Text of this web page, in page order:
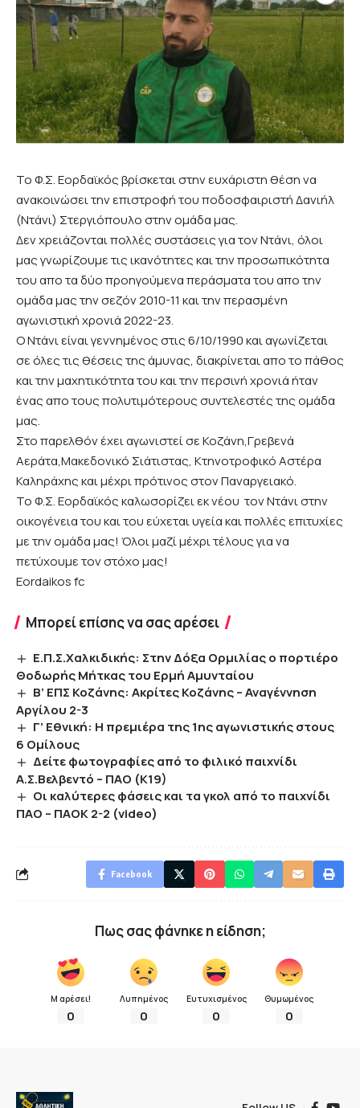
Το Φ.Σ. Εορδαϊκός βρίσκεται στην ευχάριστη θέση να
ανακοινώσει την επιστροφή του ποδοσφαιριστή Δανιήλ
(Ντάνι) Στεργιόπουλο στην ομάδα μας.
Δεν χρειάζονται πολλές συστάσεις για τον Ντάνι, όλοι
μας γνωρίζουμε τις ικανότητες και την προσωπικότητα
του απο τα δύο προηγούμενα περάσματα του απο την
ομάδα μας την σεζόν 2010-11 και την περασμένη
αγωνιστική χρονιά 2022-23.
Ο Ντάνι είναι γεννημένος στις 6/10/1990 και αγωνίζεται
σε όλες τις θέσεις της άμυνας, διακρίνεται απο το πάθος
και την μαχητικότητα του και την περσινή χρονιά ήταν
ένας απο τους πολυτιμότερους συντελεστές της ομάδα
μας.
Στο παρελθόν έχει αγωνιστεί σε Κοζάνη,Γρεβενά
Αεράτα,Μακεδονικό Σιάτιστας, Κτηνοτροφικό Αστέρα
Καληράχης και μέχρι πρότινος στον Παναργειακό.
Το Φ.Σ. Εορδαϊκός καλωσορίζει εκ νέου τον Ντάνι στην
οικογένεια του και του εύχεται υγεία και πολλές επιτυχίες
με την ομάδα μας! Όλοι μαζί μέχρι τέλους για να
πετύχουμε τον στόχο μας!
Eordaikos fc
Μπορεί επίσης να σας αρέσει
Ε.Π.Σ.Χαλκιδικής: Στην Δόξα Ορμιλίας ο πορτιέρο
Θοδωρής Μήτκας του Ερμή Αμυνταίου
Β’ ΕΠΣ Κοζάνης: Ακρίτες Κοζάνης – Αναγέννηση
Αργίλου 2-3
Γ’ Εθνική: Η πρεμιέρα της 1ης αγωνιστικής στους
6 Ομίλους
Δείτε φωτογραφίες από το φιλικό παιχνίδι
Α.Σ.Βελβεντό – ΠΑΟ (Κ19)
Οι καλύτερες φάσεις και τα γκολ από το παιχνίδι
ΠΑΟ – ΠΑΟΚ 2-2 (video)
Facebook
Πως σας φάνηκε η είδηση;
Μ αρέσει!
0
Λυπημένος
0
Ευτυχισμένος
0
Θυμωμένος
0